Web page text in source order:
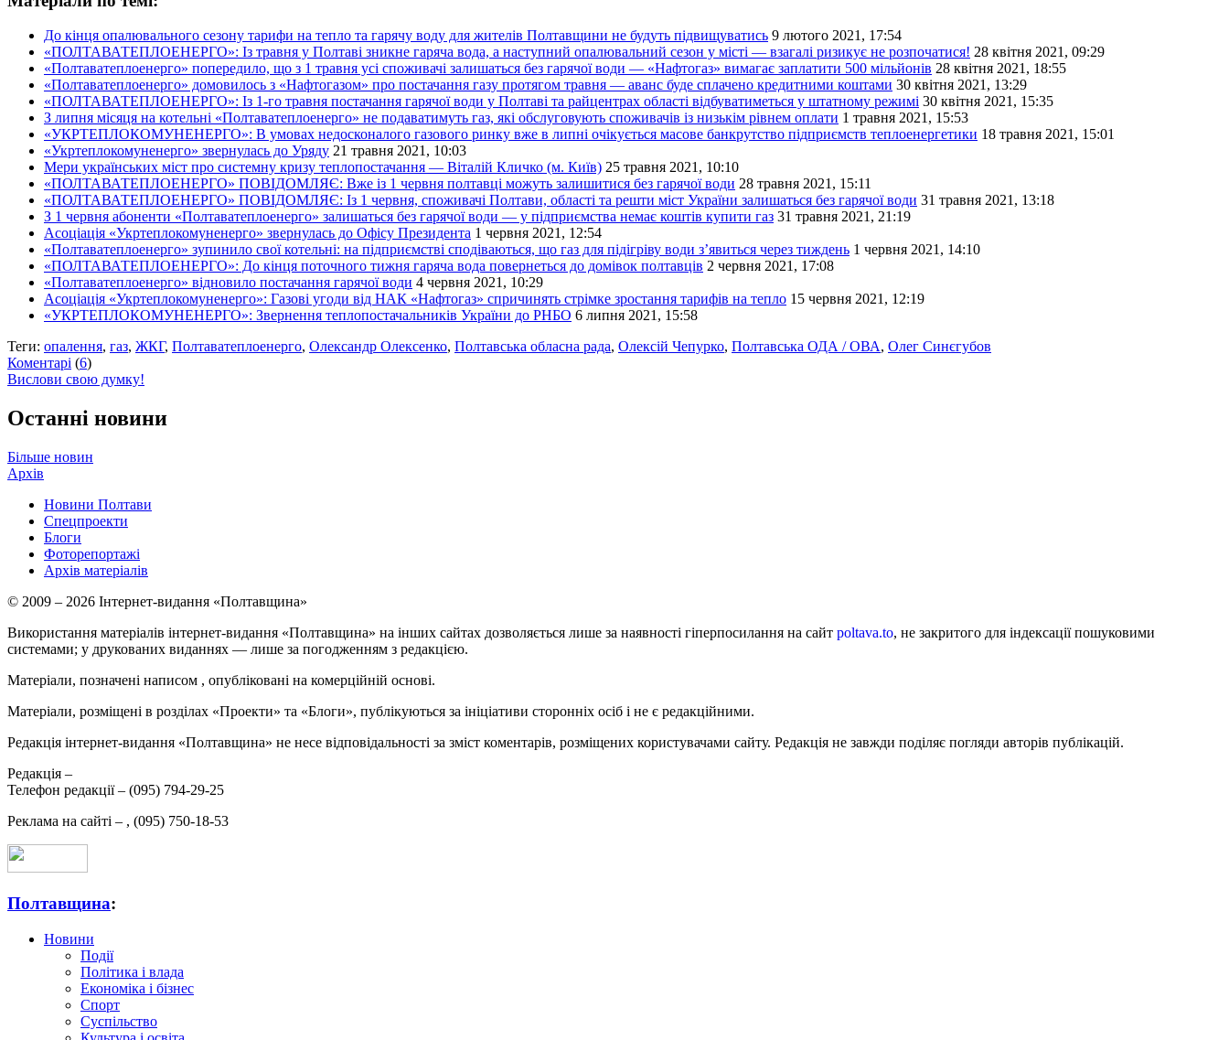
До кінця опалювального сезону тарифи на тепло та гарячу воду для жителів Полтавщини не будуть підвищуватись 9 лютого 2021, 17:54
«ПОЛТАВАТЕПЛОЕНЕРГО»: Із травня у Полтаві зникне гаряча вода, а наступний опалювальний сезон у місті — взагалі ризикує не розпочатися! 28 квітня 2021, 09:29
«Полтаватеплоенерго» попередило, що з 1 травня усі споживачі залишаться без гарячої води — «Нафтогаз» вимагає заплатити 500 мільйонів 28 квітня 2021, 18:55
«Полтаватеплоенерго» домовилось з «Нафтогазом» про постачання газу протягом травня — аванс буде сплачено кредитними коштами 30 квітня 2021, 13:29
«ПОЛТАВАТЕПЛОЕНЕРГО»: Із 1-го травня постачання гарячої води у Полтаві та райцентрах області відбуватиметься у штатному режимі 30 квітня 2021, 15:35
З липня місяця на котельні «Полтаватеплоенерго» не подаватимуть газ, які обслуговують споживачів із низькім рівнем оплати 1 травня 2021, 15:53
«УКРТЕПЛОКОМУНЕНЕРГО»: В умовах недосконалого газового ринку вже в липні очікується масове банкрутство підприємств теплоенергетики 18 травня 2021, 15:01
«Укртеплокомуненерго» звернулась до Уряду 21 травня 2021, 10:03
Мери українських міст про системну кризу теплопостачання — Віталій Кличко (м. Київ) 25 травня 2021, 10:10
«ПОЛТАВАТЕПЛОЕНЕРГО» ПОВІДОМЛЯЄ: Вже із 1 червня полтавці можуть залишитися без гарячої води 28 травня 2021, 15:11
«ПОЛТАВАТЕПЛОЕНЕРГО» ПОВІДОМЛЯЄ: Із 1 червня, споживачі Полтави, області та решти міст України залишаться без гарячої води 31 травня 2021, 13:18
З 1 червня абоненти «Полтаватеплоенерго» залишаться без гарячої води — у підприємства немає коштів купити газ 31 травня 2021, 21:19
Асоціація «Укртеплокомуненерго» звернулась до Офісу Президента 1 червня 2021, 12:54
«Полтаватеплоенерго» зупинило свої котельні: на підприємстві сподіваються, що газ для підігріву води з’явиться через тиждень 1 червня 2021, 14:10
«ПОЛТАВАТЕПЛОЕНЕРГО»: До кінця поточного тижня гаряча вода повернеться до домівок полтавців 2 червня 2021, 17:08
«Полтаватеплоенерго» відновило постачання гарячої води 4 червня 2021, 10:29
Асоціація «Укртеплокомуненерго»: Газові угоди від НАК «Нафтогаз» спричинять стрімке зростання тарифів на тепло 15 червня 2021, 12:19
«УКРТЕПЛОКОМУНЕНЕРГО»: Звернення теплопостачальників України до РНБО 6 липня 2021, 15:58
Теги: опалення, газ, ЖКГ, Полтаватеплоенерго, Олександр Олексенко, Полтавська обласна рада, Олексій Чепурко, Полтавська ОДА / ОВА, Олег Синєгубов
Коментарі (6)
Вислови свою думку!
Останні новини
Більше новин
Архів
Новини Полтави
Спецпроекти
Блоги
Фоторепортажі
Архів матеріалів
© 2009 – 2026 Інтернет-видання «Полтавщина»
Використання матеріалів інтернет-видання «Полтавщина» на інших сайтах дозволяється лише за наявності гіперпосилання на сайт poltava.to, не закритого для індексації пошуковими
системами; у друкованих виданнях — лише за погодженням з редакцією.
Матеріали, позначені написом , опубліковані на комерційній основі.
Матеріали, розміщені в розділах «Проекти» та «Блоги», публікуються за ініціативи сторонніх осіб і не є редакційними.
Редакція інтернет-видання «Полтавщина» не несе відповідальності за зміст коментарів, розміщених користувачами сайту. Редакція не завжди поділяє погляди авторів публікацій.
Редакція –
Телефон редакції – (095) 794-29-25
Реклама на сайті – , (095) 750-18-53
Полтавщина:
Новини
Події
Політика і влада
Економіка і бізнес
Спорт
Суспільство